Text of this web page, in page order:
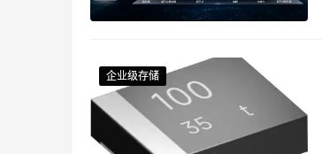
企业级存储
企业级存储
企业级存储
企业级存储